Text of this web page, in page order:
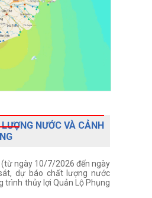
NƯỚC VÀ CẢNH
ngày 10/7/2026 đến ngày
dự báo chất lượng nước
trình thủy lợi Quản Lộ Phụng